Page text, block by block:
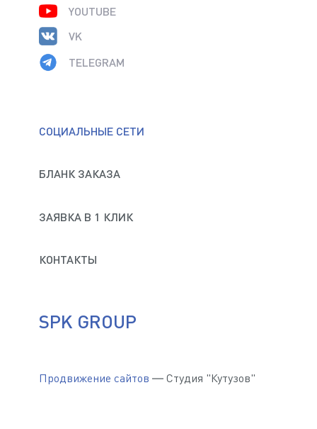
СОЦИАЛЬНЫЕ СЕТИ
БЛАНК ЗАКАЗА
ЗАЯВКА В 1 КЛИК
КОНТАКТЫ
YOUTUBE
VK
TELEGRAM
SPK GROUP
Продвижение сайтов — Студия "Кутузов"